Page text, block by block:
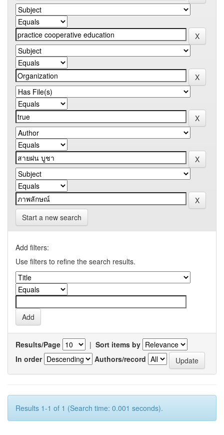
Start a new search
Add filters:
Use filters to refine the search results.
Results/Page | Sort items by
In order
Authors/record
Results 1-1 of 1 (Search time: 0.001 seconds).